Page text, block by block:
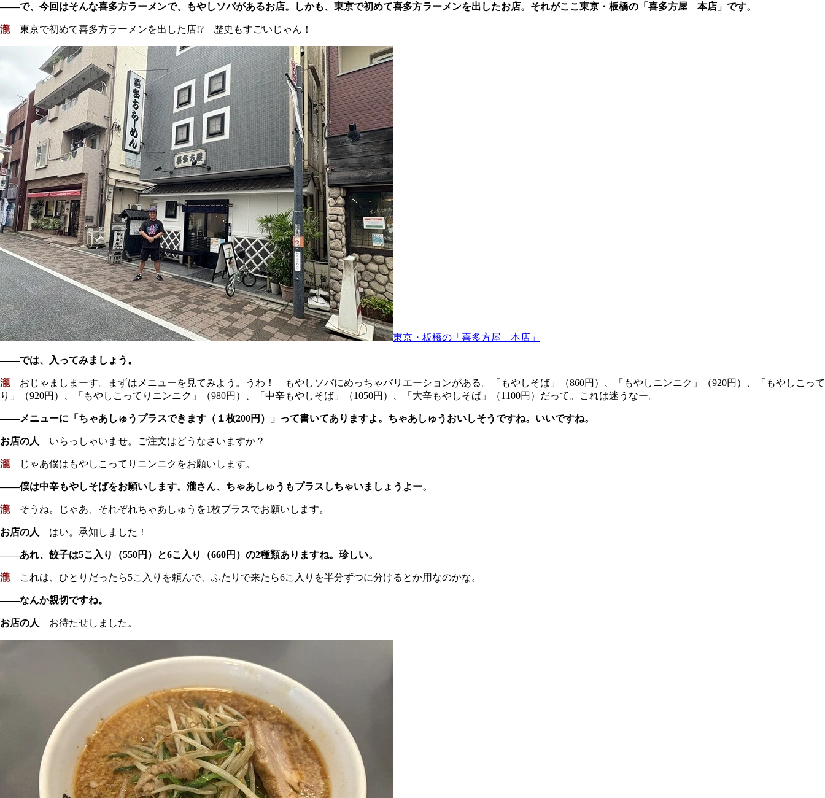
――で、今回はそんな喜多方ラーメンで、もやしソバがあるお店。しかも、東京で初めて喜多方ラーメンを出したお店。それがここ東京・板橋の「喜多方屋 本店」です。
瀧東京で初めて喜多方ラーメンを出した店!? 歴史もすごいじゃん！
東京・板橋の「喜多方屋 本店」
――では、入ってみましょう。
瀧おじゃましまーす。まずはメニューを見てみよう。うわ！ もやしソバにめっちゃバリエーションがある。「もやしそば」（860円）、「もやしニンニク」（920円）、「もやしこって
り」（920円）、「もやしこってりニンニク」（980円）、「中辛もやしそば」（1050円）、「大辛もやしそば」（1100円）だって。これは迷うなー。
――メニューに「ちゃあしゅうプラスできます（１枚200円）」って書いてありますよ。ちゃあしゅうおいしそうですね。いいですね。
お店の人 いらっしゃいませ。ご注文はどうなさいますか？
瀧じゃあ僕はもやしこってりニンニクをお願いします。
――僕は中辛もやしそばをお願いします。瀧さん、ちゃあしゅうもプラスしちゃいましょうよー。
瀧そうね。じゃあ、それぞれちゃあしゅうを1枚プラスでお願いします。
お店の人 はい。承知しました！
――あれ、餃子は5こ入り（550円）と6こ入り（660円）の2種類ありますね。珍しい。
瀧これは、ひとりだったら5こ入りを頼んで、ふたりで来たら6こ入りを半分ずつに分けるとか用なのかな。
――なんか親切ですね。
お店の人 お待たせしました。